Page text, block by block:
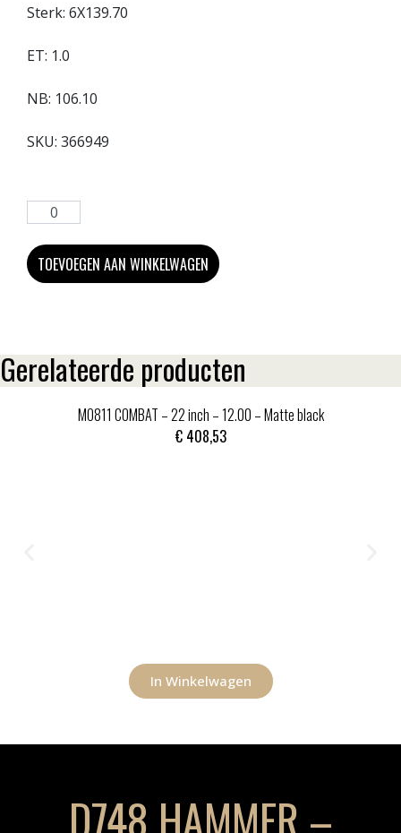
Sterk: 6X139.70
ET: 1.0
NB: 106.10
SKU: 366949
TOEVOEGEN AAN WINKELWAGEN
Gerelateerde producten
MO811 COMBAT – 22 inch – 12.00 – Matte black
€408,53
In Winkelwagen
D748 HAMMER –